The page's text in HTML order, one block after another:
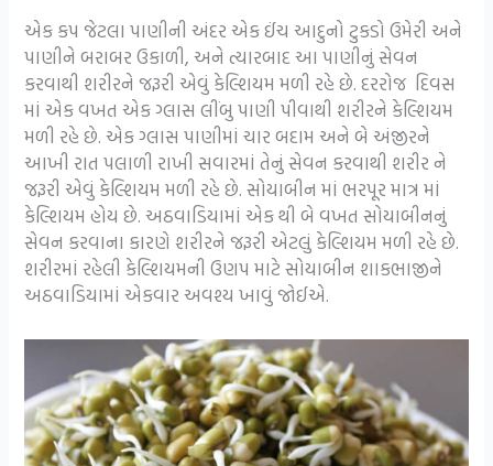
એક કપ જેટલા પાણીની અંદર એક ઈંચ આદુનો ટુકડો ઉમેરી અને
પાણીને બરાબર ઉકાળી, અને ત્યારબાદ આ પાણીનું સેવન
કરવાથી શરીરને જરૂરી એવું કેલ્શિયમ મળી રહે છે. દરરોજ દિવસ
માં એક વખત એક ગ્લાસ લીંબુ પાણી પીવાથી શરીરને કેલ્શિયમ
મળી રહે છે. એક ગ્લાસ પાણીમાં ચાર બદામ અને બે અંજીરને
આખી રાત પલાળી રાખી સવારમાં તેનું સેવન કરવાથી શરીર ને
જરૂરી એવું કેલ્શિયમ મળી રહે છે. સોયાબીન માં ભરપૂર માત્ર માં
કેલ્શિયમ હોય છે. અઠવાડિયામાં એક થી બે વખત સોયાબીનનું
સેવન કરવાના કારણે શરીરને જરૂરી એટલું કેલ્શિયમ મળી રહે છે.
શરીરમાં રહેલી કેલ્શિયમની ઉણપ માટે સોયાબીન શાકભાજીને
અઠવાડિયામાં એકવાર અવશ્ય ખાવું જોઈએ.